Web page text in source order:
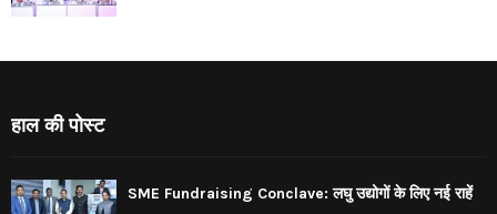
हाल की पोस्ट
SME Fundraising Conclave: लघु उद्योगों के लिए नई राहें